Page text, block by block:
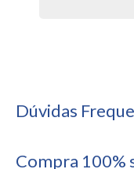
Dúvidas
Compra 100%